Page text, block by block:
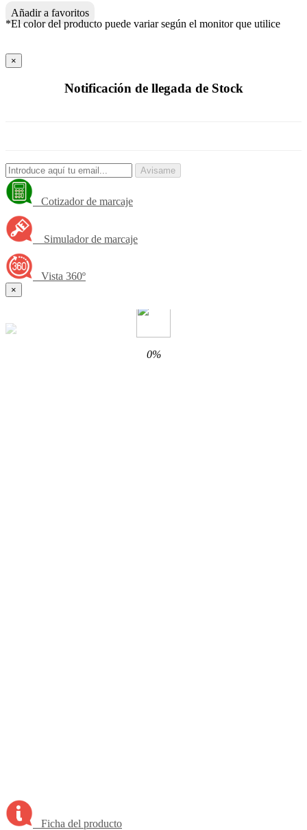
Añadir a favoritos
*El color del producto puede variar según el monitor que utilice
×
Notificación de llegada de Stock
Avisame
Cotizador de marcaje
Simulador de marcaje
Vista 360º
×
Ficha del producto